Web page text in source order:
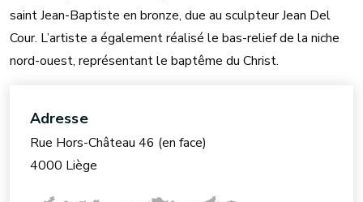
saint Jean-Baptiste en bronze, due au sculpteur Jean Del
Cour. L’artiste a également réalisé le bas-relief de la niche
nord-ouest, représentant le baptême du Christ.
Adresse
Rue Hors-Château 46 (en face)
4000 Liège